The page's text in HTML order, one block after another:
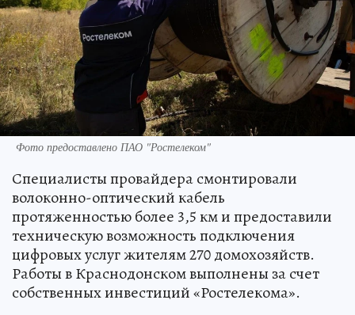
Фото предоставлено ПАО "Ростелеком"
Специалисты провайдера смонтировали
волоконно-оптический кабель
протяженностью более 3,5 км и предоставили
техническую возможность подключения
цифровых услуг жителям 270 домохозяйств.
Работы в Краснодонском выполнены за счет
собственных инвестиций «Ростелекома».